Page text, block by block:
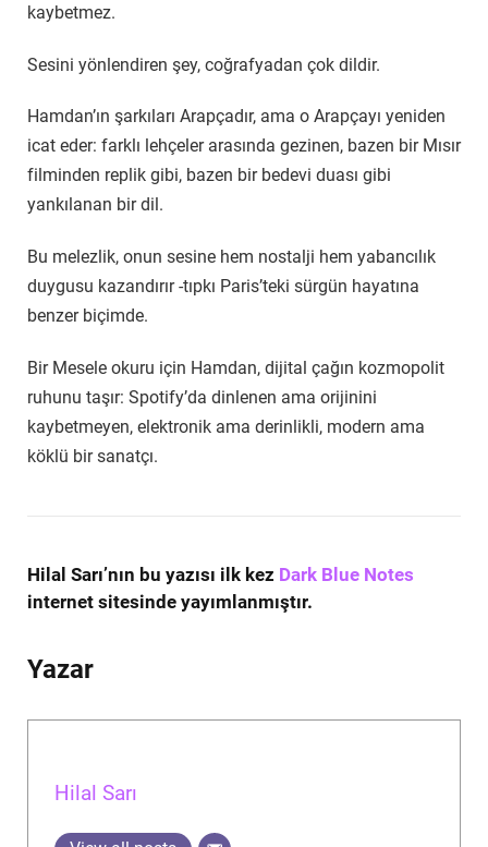
kaybetmez.
Sesini yönlendiren şey, coğrafyadan çok dildir.
Hamdan’ın şarkıları Arapçadır, ama o Arapçayı yeniden
icat eder: farklı lehçeler arasında gezinen, bazen bir Mısır
filminden replik gibi, bazen bir bedevi duası gibi
yankılanan bir dil.
Bu melezlik, onun sesine hem nostalji hem yabancılık
duygusu kazandırır -tıpkı Paris’teki sürgün hayatına
benzer biçimde.
Bir Mesele okuru için Hamdan, dijital çağın kozmopolit
ruhunu taşır: Spotify’da dinlenen ama orijinini
kaybetmeyen, elektronik ama derinlikli, modern ama
köklü bir sanatçı.
Hilal Sarı’nın bu yazısı ilk kez Dark Blue Notes
internet sitesinde yayımlanmıştır.
Yazar
Hilal Sarı